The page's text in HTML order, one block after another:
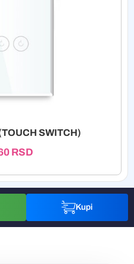
SWITCH)
RSD
Kupi